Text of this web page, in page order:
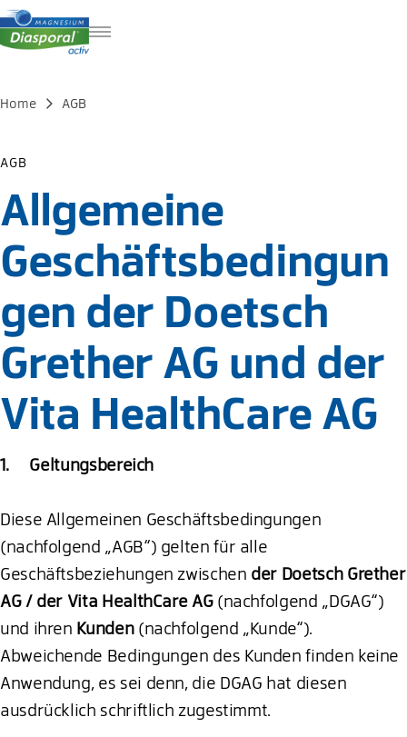
IT
Home AGB
AGB
Allgemeine
Geschäftsbedingun
gen der Doetsch
Grether AG und der
Vita HealthCare AG
1. Geltungsbereich
Diese Allgemeinen Geschäftsbedingungen
(nachfolgend „AGB“) gelten für alle
Geschäftsbeziehungen zwischen der Doetsch Grether
AG / der Vita HealthCare AG (nachfolgend „DGAG“)
und ihren Kunden (nachfolgend „Kunde“).
Abweichende Bedingungen des Kunden finden keine
Anwendung, es sei denn, die DGAG hat diesen
ausdrücklich schriftlich zugestimmt.